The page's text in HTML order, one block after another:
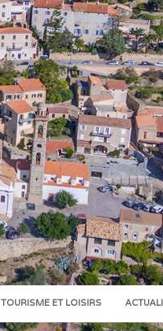
TOURISME ET LOISIRS